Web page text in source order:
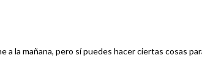
a la mañana, pero sí puedes hacer ciertas cosas